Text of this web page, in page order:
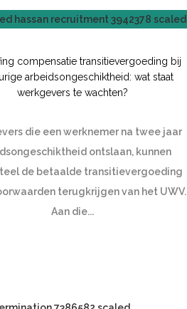
compensatie transitievergoeding bij
arbeidsongeschiktheid: wat staat
werkgevers te wachten?
die een werknemer na twee jaar
ontslaan, kunnen
de betaalde transitievergoeding
terugkrijgen van het UWV.
Aan die...